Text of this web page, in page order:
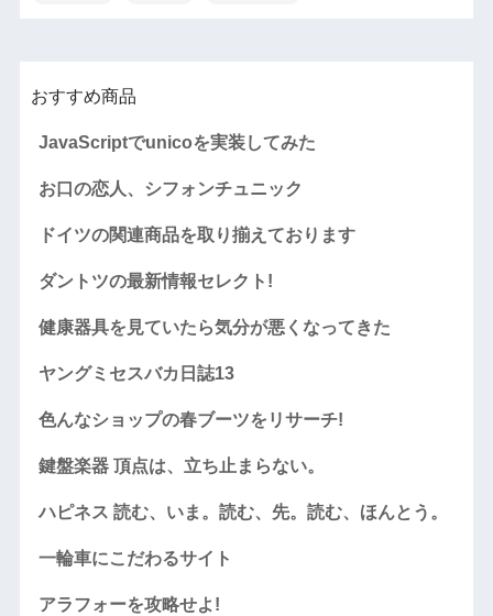
おすすめ商品
JavaScriptでunicoを実装してみた
お口の恋人、シフォンチュニック
ドイツの関連商品を取り揃えております
ダントツの最新情報セレクト!
健康器具を見ていたら気分が悪くなってきた
ヤングミセスバカ日誌13
色んなショップの春ブーツをリサーチ!
鍵盤楽器 頂点は、立ち止まらない。
ハピネス 読む、いま。読む、先。読む、ほんとう。
一輪車にこだわるサイト
アラフォーを攻略せよ!